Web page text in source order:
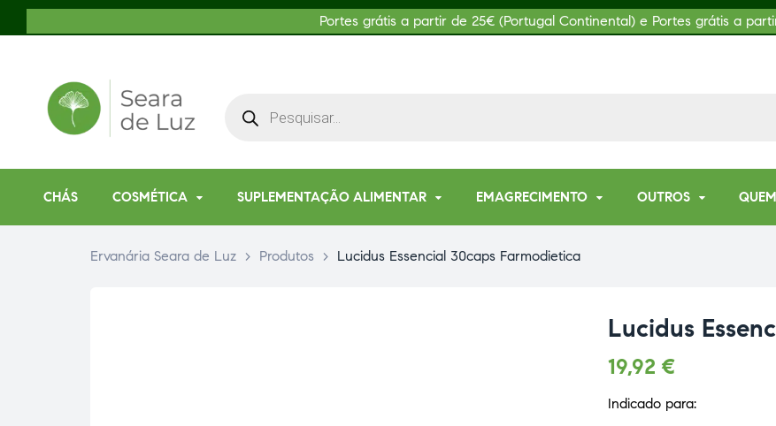
Portes grátis a partir de 25€ (Portugal Continental) e Portes grátis a
CHÁS COSMÉTICA SUPLEMENTAÇÃO ALIMENTAR EMAGRECIMENTO OUTROS
Ervanária Seara de Luz > Produtos > Lucidus Essencial 30caps Farmodietica
Lucidus
19,92 €
Indicado para: